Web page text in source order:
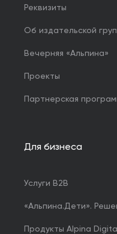
Реквизиты
Об издательской
Вечерняя «Альпина»
Проекты
Партнерская
Для бизнеса
Услуги B2B
«Альпина.Дети».
Продукты Alpina Digital